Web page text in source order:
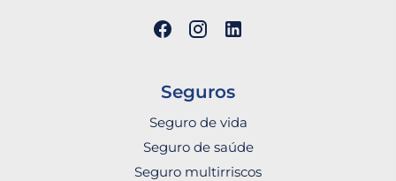
Seguros
Seguro de vida
Seguro de saúde
Seguro multirriscos